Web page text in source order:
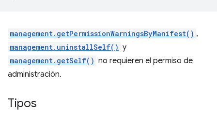
management.getPermissionWarningsByManifest() ,
management.uninstallSelf() y
management.getSelf() no requieren el permiso de
administración.
Tipos